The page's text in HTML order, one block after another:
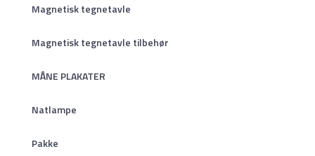
Magnetisk tegnetavle
Magnetisk tegnetavle tilbehør
MÅNE PLAKATER
Natlampe
Pakke